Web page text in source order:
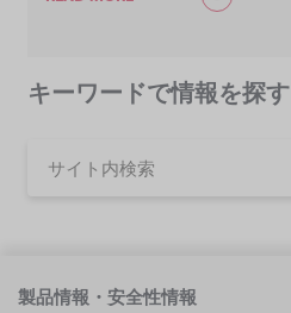
キーワードで情報を探す
製品情報・安全性情報